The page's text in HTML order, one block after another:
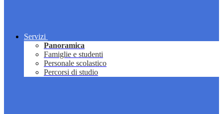
Servizi
Panoramica
Famiglie e studenti
Personale scolastico
Percorsi di studio